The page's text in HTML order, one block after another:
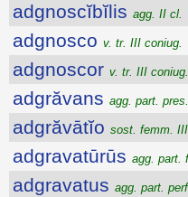
adgnoscĭbĭlis agg. II cl.
adgnosco v. tr. III coniug.
adgnoscor v. tr. III coniug.
adgrăvans agg. part.
adgrăvātĭo sost. femm.
adgravatūrūs agg. part.
adgravatus agg. part.